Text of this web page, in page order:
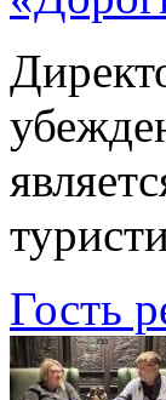
Гость